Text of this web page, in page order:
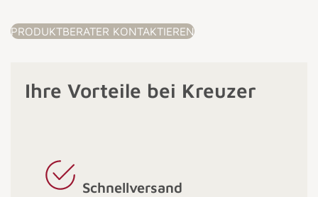
PRODUKTBERATER KONTAKTIEREN
Ihre Vorteile bei Kreuzer
Schnellversand